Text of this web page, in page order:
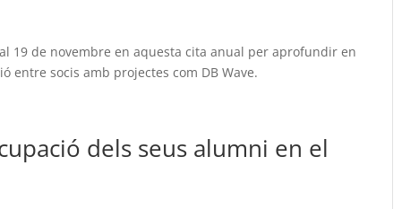
19 de novembre en aquesta cita anual per aprofundir en
entre socis amb projectes com DB Wave.
dels seus alumni en el